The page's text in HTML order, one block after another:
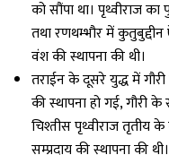
को सौंपा था। पृथ्वीराज का
तथा रणथम्भौर में
वंश की स्थापना की थी।
तराईन के दूसरे युद्ध में
की स्थापना हो गई, गौरी
चिश्तीस पृथ्वीराज तृतीय
सम्प्रदाय की स्थापना की थी।